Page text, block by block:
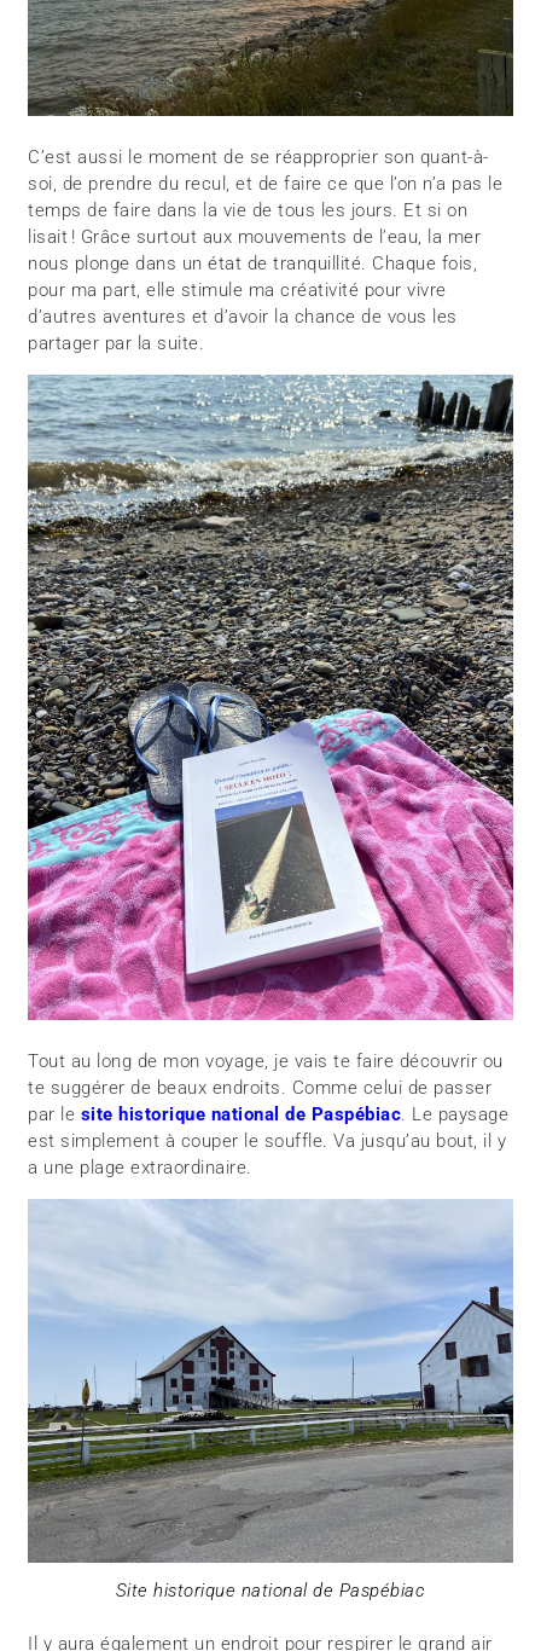
C’est aussi le moment de se réapproprier son quant-à-
soi, de prendre du recul, et de faire ce que l’on n’a pas le
temps de faire dans la vie de tous les jours. Et si on
lisait ! Grâce surtout aux mouvements de l’eau, la mer
nous plonge dans un état de tranquillité. Chaque fois,
pour ma part, elle stimule ma créativité pour vivre
d’autres aventures et d’avoir la chance de vous les
partager par la suite.
Tout au long de mon voyage, je vais te faire découvrir ou
te suggérer de beaux endroits. Comme celui de passer
par le site historique national de Paspébiac. Le paysage
est simplement à couper le souffle. Va jusqu’au bout, il y
a une plage extraordinaire.
Site historique national de Paspébiac
Il y aura également un endroit pour respirer le grand air